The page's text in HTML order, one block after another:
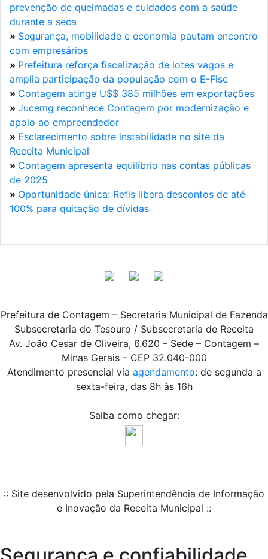
prevenção de queimadas e cuidados com a saúde
durante a seca
» Segurança, mobilidade e economia pautam encontro
com empresários
» Prefeitura reforça fiscalização de lotes vagos e
amplia participação da população com o E-Fisc
» Contagem atinge U$$ 385 milhões em exportações
» Jucemg reconhece Contagem por modernização e
apoio ao empreendedor
» Esclarecimento sobre instabilidade no site da
Receita Municipal
» Contagem apresenta equilíbrio nas contas públicas
de 2025
» Oportunidade única: Refis libera descontos de até
100% para quitação de dívidas
Prefeitura de Contagem – Secretaria Municipal de Fazenda
Subsecretaria do Tesouro / Subsecretaria de Receita
Av. João Cesar de Oliveira, 6.620 – Sede – Contagem –
Minas Gerais – CEP 32.040-000
Atendimento presencial via agendamento: de segunda a
sexta-feira, das 8h às 16h
Saiba como chegar:
:: Site desenvolvido pela Superintendência de Informação
e Inovação da Receita Municipal ::